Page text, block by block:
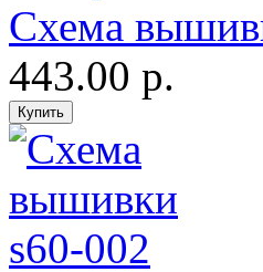
Схема
443.00 р.